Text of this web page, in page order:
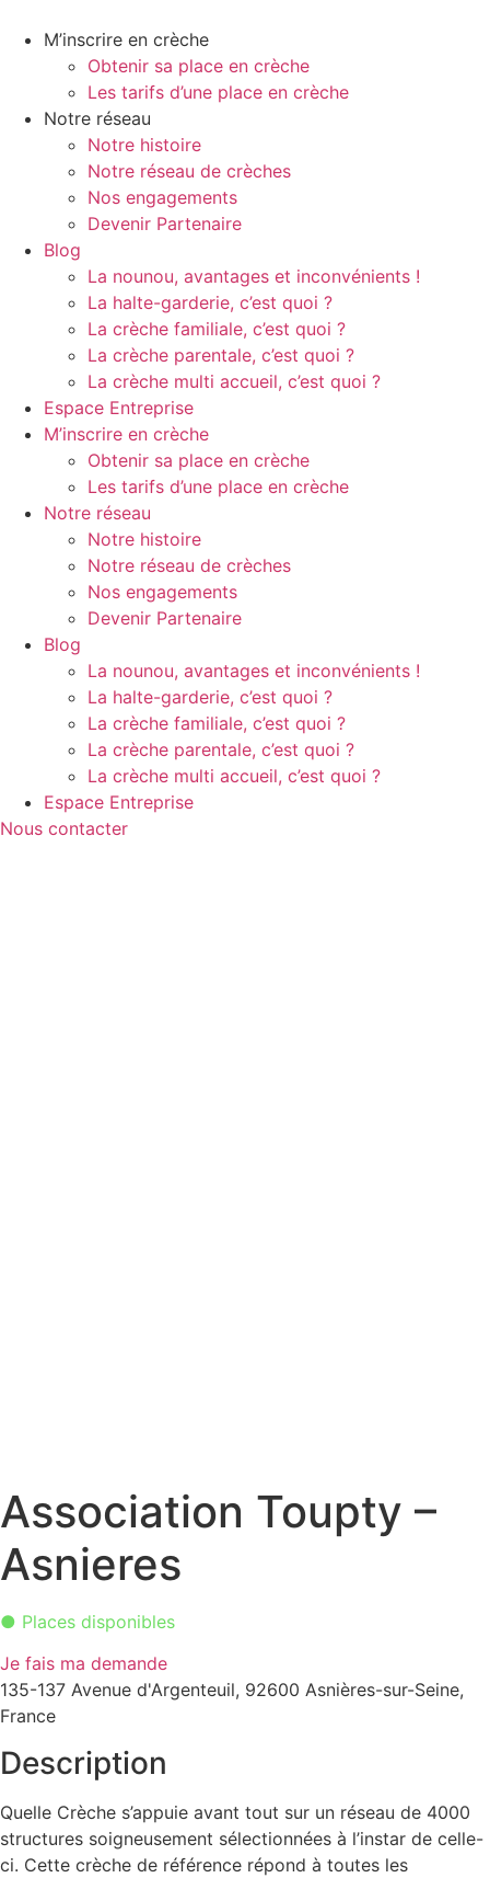
M’inscrire en crèche
Obtenir sa place en crèche
Les tarifs d’une place en crèche
Notre réseau
Notre histoire
Notre réseau de crèches
Nos engagements
Devenir Partenaire
Blog
La nounou, avantages et inconvénients !
La halte-garderie, c’est quoi ?
La crèche familiale, c’est quoi ?
La crèche parentale, c’est quoi ?
La crèche multi accueil, c’est quoi ?
Espace Entreprise
M’inscrire en crèche
Obtenir sa place en crèche
Les tarifs d’une place en crèche
Notre réseau
Notre histoire
Notre réseau de crèches
Nos engagements
Devenir Partenaire
Blog
La nounou, avantages et inconvénients !
La halte-garderie, c’est quoi ?
La crèche familiale, c’est quoi ?
La crèche parentale, c’est quoi ?
La crèche multi accueil, c’est quoi ?
Espace Entreprise
Nous contacter
Association Toupty –
Asnieres
● Places disponibles
Je fais ma demande
135-137 Avenue d'Argenteuil, 92600 Asnières-sur-Seine,
France
Description
Quelle Crèche s’appuie avant tout sur un réseau de 4000
structures soigneusement sélectionnées à l’instar de celle-
ci. Cette crèche de référence répond à toutes les